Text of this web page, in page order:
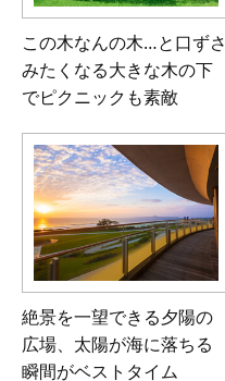
この木なんの木…と口ずさ
みたくなる大きな木の下
でピクニックも素敵
絶景を一望できる夕陽の
広場、太陽が海に落ちる
瞬間がベストタイム